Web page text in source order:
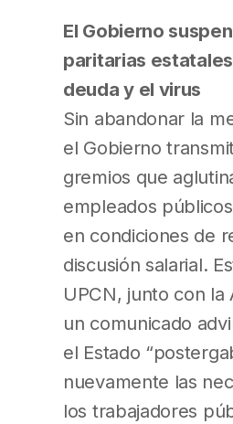
El Gobierno
paritarias
deuda y el virus
Sin abandonar la
el Gobierno
gremios que
empleados
en condiciones de
discusión salarial.
UPCN, junto con la
un comunicado
el Estado
nuevamente las
los trabajadores